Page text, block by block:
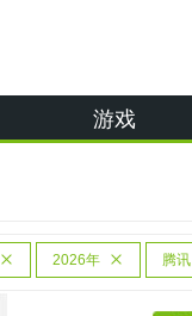
游戏
2026年 腾讯